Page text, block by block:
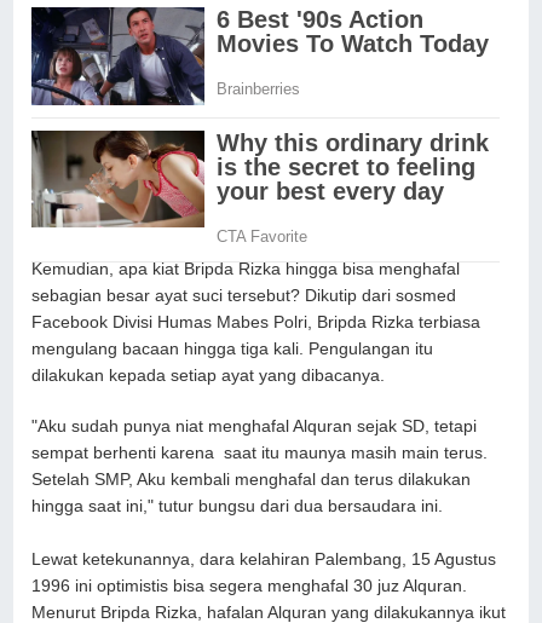
Kemudian, apa kiat Bripda Rizka hingga bisa menghafal
sebagian besar ayat suci tersebut? Dikutip dari sosmed
Facebook Divisi Humas Mabes Polri, Bripda Rizka terbiasa
mengulang bacaan hingga tiga kali. Pengulangan itu
dilakukan kepada setiap ayat yang dibacanya.
"Aku sudah punya niat menghafal Alquran sejak SD, tetapi
sempat berhenti karena saat itu maunya masih main terus.
Setelah SMP, Aku kembali menghafal dan terus dilakukan
hingga saat ini," tutur bungsu dari dua bersaudara ini.
Lewat ketekunannya, dara kelahiran Palembang, 15 Agustus
1996 ini optimistis bisa segera menghafal 30 juz Alquran.
Menurut Bripda Rizka, hafalan Alquran yang dilakukannya ikut